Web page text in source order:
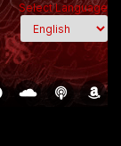
Select Language